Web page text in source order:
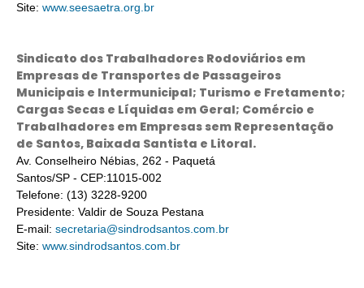
Site: www.seesaetra.org.br
Sindicato dos Trabalhadores Rodoviários em
Empresas de Transportes de Passageiros
Municipais e Intermunicipal; Turismo e Fretamento;
Cargas Secas e Líquidas em Geral; Comércio e
Trabalhadores em Empresas sem Representação
de Santos, Baixada Santista e Litoral.
Av. Conselheiro Nébias, 262 - Paquetá
Santos/SP - CEP:11015-002
Telefone: (13) 3228-9200
Presidente: Valdir de Souza Pestana
E-mail: secretaria@sindrodsantos.com.br
Site: www.sindrodsantos.com.br